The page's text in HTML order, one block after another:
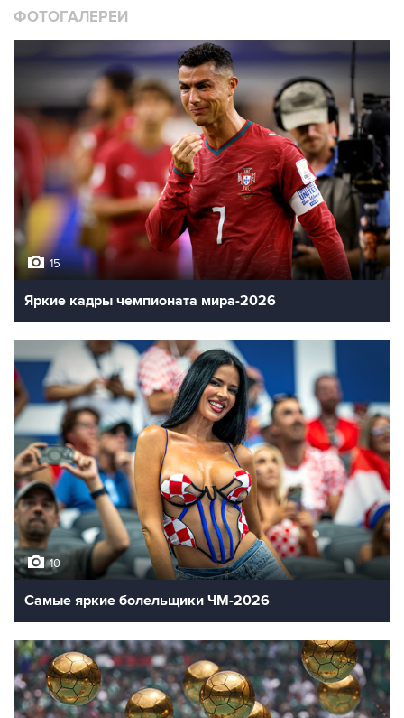
ФОТОГАЛЕРЕИ
15
Яркие кадры чемпионата мира-2026
10
Самые яркие болельщики ЧМ-2026